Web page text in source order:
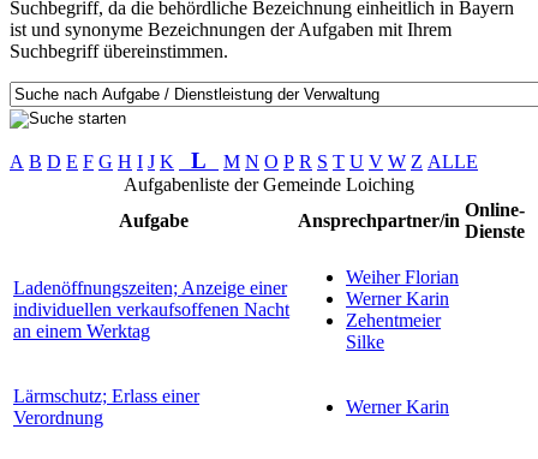
Suchbegriff, da die behördliche Bezeichnung einheitlich in Bayern
ist und synonyme Bezeichnungen der Aufgaben mit Ihrem
Suchbegriff übereinstimmen.
A B D E F G H I J K L M N O P R S T U V W Z ALLE
Aufgabenliste der Gemeinde Loiching
Aufgabe
Ansprechpartner/in
Online-
Dienste
Ladenöffnungszeiten; Anzeige einer
individuellen verkaufsoffenen Nacht
an einem Werktag
Weiher Florian
Werner Karin
Zehentmeier
Silke
Lärmschutz; Erlass einer
Verordnung
Werner Karin